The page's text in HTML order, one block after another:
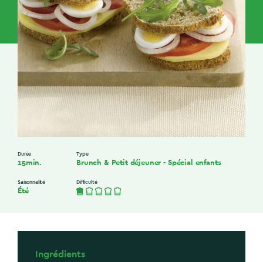
Durée
15min.
Type
Brunch & Petit déjeuner - Spécial enfants
Saisonnalité
Été
Difficulté
Ingrédients